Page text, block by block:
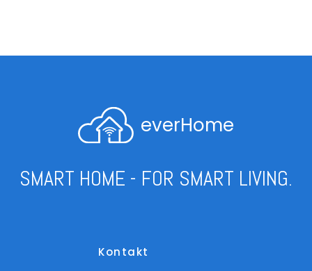
everHome
SMART HOME - FOR SMART LIVING.
Kontakt